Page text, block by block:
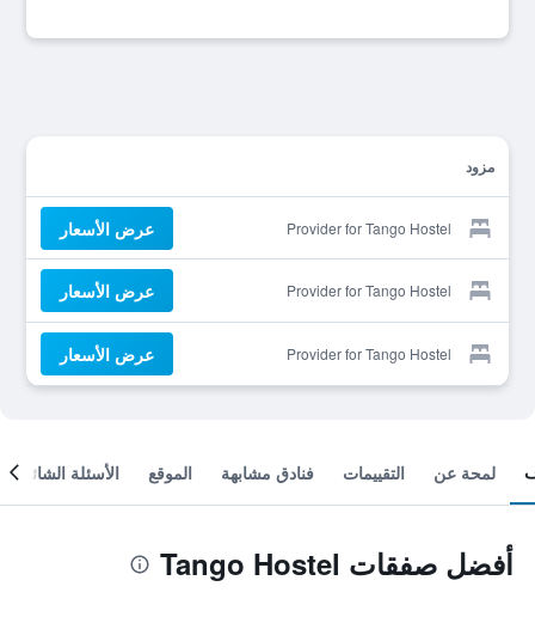
مزود
Provider for Tango Hostel عرض الأسعار
Provider for Tango Hostel عرض الأسعار
Provider for Tango Hostel عرض الأسعار
لمحة عن التقييمات فنادق مشابهة الموقع الأسئلة الشائعة
أفضل صفقات Tango Hostel